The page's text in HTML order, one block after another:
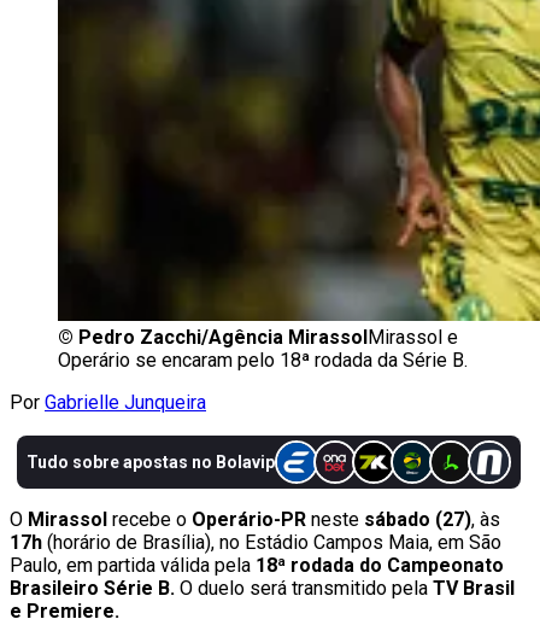
© Pedro Zacchi/Agência Mirassol Mirassol e
Operário se encaram pelo 18ª rodada da Série B.
Por Gabrielle Junqueira
O Mirassol recebe o Operário-PR neste sábado (27), às
17h (horário de Brasília), no Estádio Campos Maia, em São
Paulo, em partida válida pela 18ª rodada do Campeonato
Brasileiro Série B. O duelo será transmitido pela TV Brasil
e Premiere.